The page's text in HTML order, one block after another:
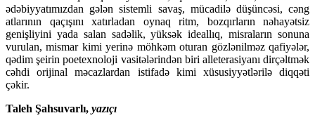
ədəbiyyatımızdan gələn sistemli savaş, mücadilə düşüncəsi, cəng
atlarının qaçışını xatırladan oynaq ritm, bozqırların nəhayətsiz
genişliyini yada salan sadəlik, yüksək ideallıq, misraların sonuna
vurulan, mismar kimi yerinə möhkəm oturan gözlənilməz qafiyələr,
qədim şeirin poetexnoloji vasitələrindən biri alleterasiyanı dirçəltmək
cəhdi orijinal məcazlardan istifadə kimi xüsusiyyətlərilə diqqəti
çəkir.
Taleh Şahsuvarlı, yazıçı